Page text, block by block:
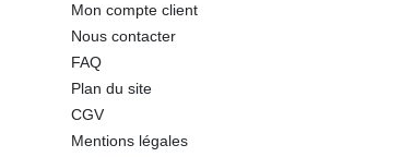
Mon compte client
Nous contacter
FAQ
Plan du site
CGV
Mentions légales